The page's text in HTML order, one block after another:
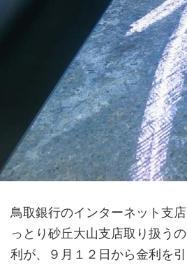
鳥取銀行のインターネット支
っとり砂丘大山支店取り扱う
利が、９月１２日から金利を